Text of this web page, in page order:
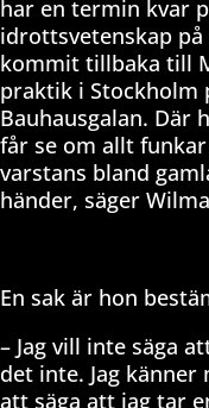
har en termin kvar
idrottsvetenskap
kommit tillbaka till
praktik i Stockholm
Bauhausgalan. Där
får se om allt
varstans bland
händer, säger
En sak är hon
– Jag vill inte säga
det inte. Jag
att säga att jag tar